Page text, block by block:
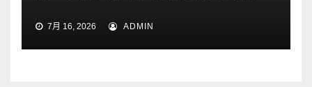
7月 16, 2026 ADMIN